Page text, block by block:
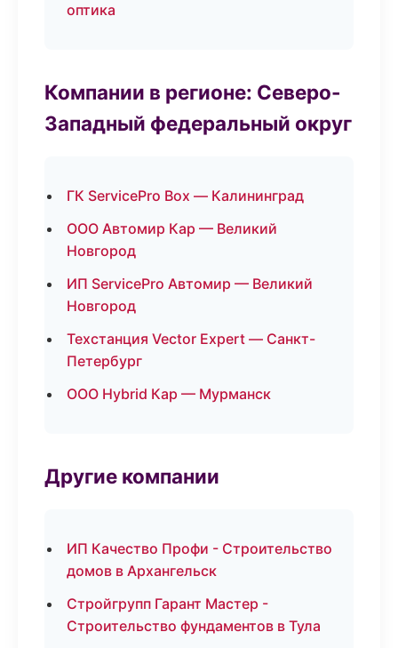
оптика
Компании в регионе: Северо-
Западный федеральный округ
ГК ServicePro Box — Калининград
ООО Автомир Кар — Великий
Новгород
ИП ServicePro Автомир — Великий
Новгород
Техстанция Vector Expert — Санкт-
Петербург
ООО Hybrid Кар — Мурманск
Другие компании
ИП Качество Профи - Строительство
домов в Архангельск
Стройгрупп Гарант Мастер -
Строительство фундаментов в Тула